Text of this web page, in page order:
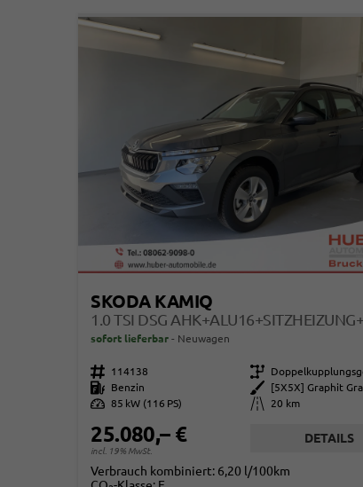
SKODA KAMIQ
sofort lieferbar Neuwagen
Fahrzeugnr. 114138 Getriebe
Kraftstoff
Benzin Außenfarbe
Leistung 85 kW (116 PS) Kilometerstand 20 km
25.080,– €
incl. 19% MwSt.
DETAILS
Verbrauch kombiniert: 6,20 l/100km